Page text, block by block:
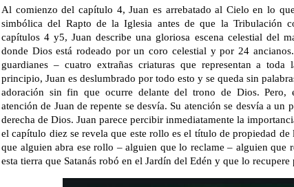
Al comienzo del capítulo 4, Juan es arrebatado al Cielo en lo
simbólica del Rapto de la Iglesia antes de que la Tribulación
capítulos 4 y5, Juan describe una gloriosa escena celestial del
donde Dios está rodeado por un coro celestial y por 24
guardianes – cuatro extrañas criaturas que representan a
principio, Juan es deslumbrado por todo esto y se queda sin
adoración sin fin que ocurre delante del trono de Dios. Pero,
atención de Juan de repente se desvía. Su atención se desvía a un
derecha de Dios. Juan parece percibir inmediatamente la
el capítulo diez se revela que este rollo es el título de propiedad de
que alguien abra ese rollo – alguien que lo reclame – alguien que
esta tierra que Satanás robó en el Jardín del Edén y que lo recupere